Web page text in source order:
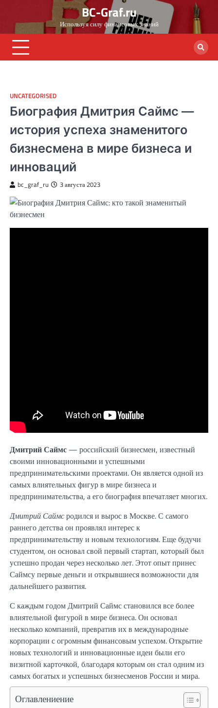
content
BC-Graf.ru
Используя силу финансовых знаний
UNCATEGORISED
Биография Дмитрия Саймс —
история успеха знаменитого
бизнесмена в мире бизнеса и
инноваций
bc_graf_ru 3 августа 2023
Дмитрий Саймс — российский бизнесмен, известный
своими инновационными и успешными
предпринимательскими проектами. Он является одной из
самых влиятельных фигур в мире бизнеса и
предпринимательства, а его биография впечатляет многих.
Дмитрий Саймсродился и вырос в Москве. С самого
раннего детства он проявлял интерес к
предпринимательству и новым технологиям. Еще будучи
студентом, он основал свой первый стартап, который был
успешно продан через несколько лет. Этот опыт принес
Саймсу первые деньги и открывшиеся возможности для
дальнейшего развития.
С каждым годом Дмитрий Саймс становился все более
влиятельной фигурой в мире бизнеса. Он основал
несколько компаний, превратив их в международные
корпорации с огромным финансовым успехом. Открытие
новых технологий и инновационные идеи были его
визитной карточкой, благодаря которым он стал одним из
самых богатых и успешных бизнесменов России и мира.
Оглавлениение